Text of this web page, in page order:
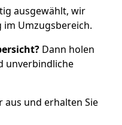
ausgewählt, wir
im Umzugsbereich.
Dann holen
unverbindliche
aus und erhalten Sie